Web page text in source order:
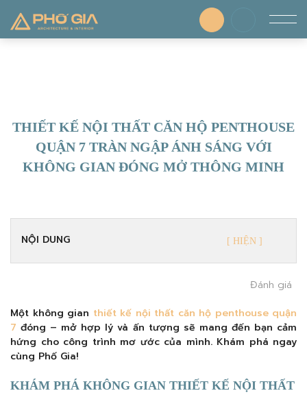
THIẾT KẾ NỘI THẤT CĂN HỘ PENTHOUSE
QUẬN 7 TRÀN NGẬP ÁNH SÁNG VỚI
KHÔNG GIAN ĐÓNG MỞ THÔNG MINH
NỘI DUNG
Đánh giá
Một không gian thiết kế nội thất căn hộ penthouse quận
7 đóng – mở hợp lý và ấn tượng sẽ mang đến bạn cảm
hứng cho công trình mơ ước của mình. Khám phá ngay
cùng Phố Gia!
KHÁM PHÁ KHÔNG GIAN THIẾT KẾ NỘI THẤT